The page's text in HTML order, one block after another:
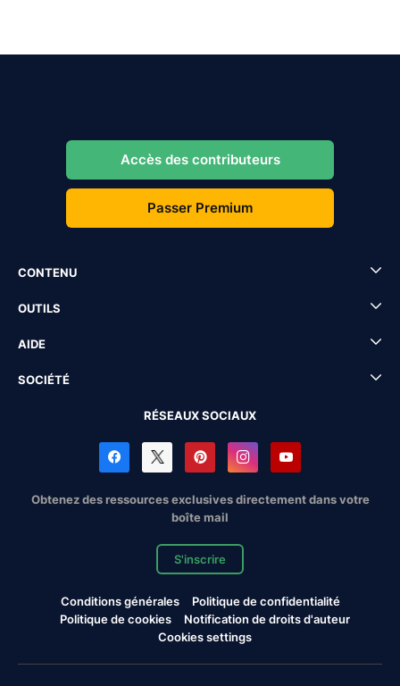
Accès des contributeurs
Passer Premium
CONTENU
OUTILS
AIDE
SOCIÉTÉ
RÉSEAUX SOCIAUX
Obtenez des ressources exclusives directement dans votre
boîte mail
S'inscrire
Conditions générales
Politique de confidentialité
Politique de cookies
Notification de droits d'auteur
Cookies settings